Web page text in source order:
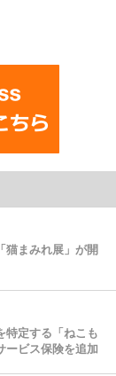
猫まみれ展」が開
特定する「ねこも
ービス保険を追加